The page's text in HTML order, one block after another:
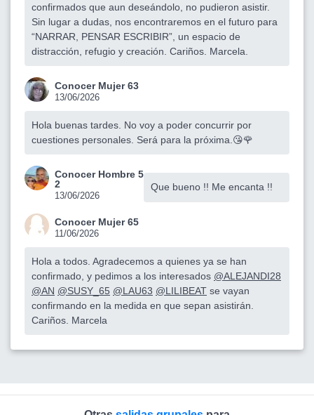
confirmados que aun deseándolo, no pudieron asistir.
Sin lugar a dudas, nos encontraremos en el futuro para
“NARRAR, PENSAR ESCRIBIR”, un espacio de
distracción, refugio y creación. Cariños. Marcela.
Conocer Mujer 63
13/06/2026
Hola buenas tardes. No voy a poder concurrir por
cuestiones personales. Será para la próxima.😘🌹
Conocer Hombre 5
2
13/06/2026
Que bueno !! Me encanta !!
Conocer Mujer 65
11/06/2026
Hola a todos. Agradecemos a quienes ya se han
confirmado, y pedimos a los interesados @ALEJANDI28
@AN @SUSY_65 @LAU63 @LILIBEAT se vayan
confirmando en la medida en que sepan asistirán.
Cariños. Marcela